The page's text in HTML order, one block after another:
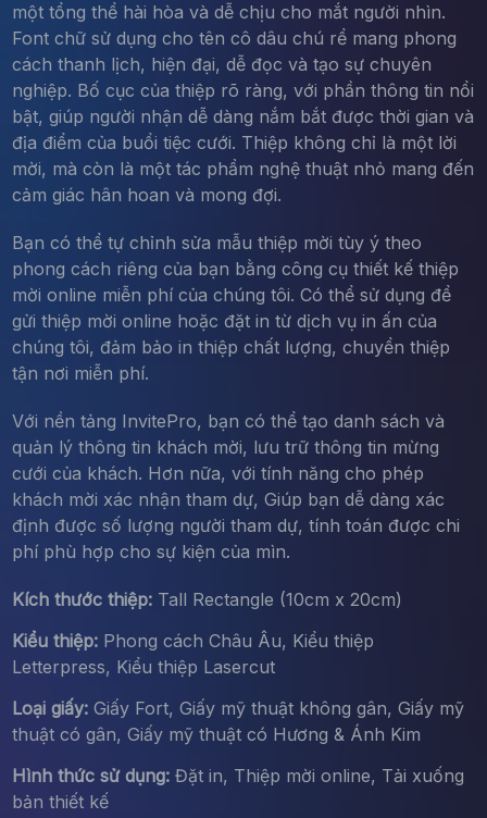
một tổng thể hài hòa và dễ chịu cho mắt người nhìn.
Font chữ sử dụng cho tên cô dâu chú rể mang phong
cách thanh lịch, hiện đại, dễ đọc và tạo sự chuyên
nghiệp. Bố cục của thiệp rõ ràng, với phần thông tin nổi
bật, giúp người nhận dễ dàng nắm bắt được thời gian và
địa điểm của buổi tiệc cưới. Thiệp không chỉ là một lời
mời, mà còn là một tác phẩm nghệ thuật nhỏ mang đến
cảm giác hân hoan và mong đợi.
Bạn có thể tự chỉnh sửa mẫu thiệp mời tùy ý theo
phong cách riêng của bạn bằng công cụ thiết kế thiệp
mời online miễn phí của chúng tôi. Có thể sử dụng để
gửi thiệp mời online hoặc đặt in từ dịch vụ in ấn của
chúng tôi, đảm bảo in thiệp chất lượng, chuyển thiệp
tận nơi miễn phí.
Với nền tảng InvitePro, bạn có thể tạo danh sách và
quản lý thông tin khách mời, lưu trữ thông tin mừng
cưới của khách. Hơn nữa, với tính năng cho phép
khách mời xác nhận tham dự, Giúp bạn dễ dàng xác
định được số lượng người tham dự, tính toán được chi
phí phù hợp cho sự kiện của mìn.
Kích thước thiệp:Tall Rectangle (10cm x 20cm)
Kiểu thiệp:Phong cách Châu Âu, Kiểu thiệp
Letterpress, Kiểu thiệp Lasercut
Loại giấy:Giấy Fort, Giấy mỹ thuật không gân, Giấy mỹ
thuật có gân, Giấy mỹ thuật có Hương & Ánh Kim
Hình thức sử dụng:Đặt in, Thiệp mời online, Tải xuống
bản thiết kế